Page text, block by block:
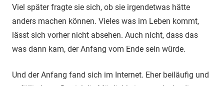
Viel später fragte sie sich, ob sie irgendetwas hätte
anders machen können. Vieles was im Leben kommt,
lässt sich vorher nicht absehen. Auch nicht, dass das
was dann kam, der Anfang vom Ende sein würde.
Und der Anfang fand sich im Internet. Eher beiläufig und